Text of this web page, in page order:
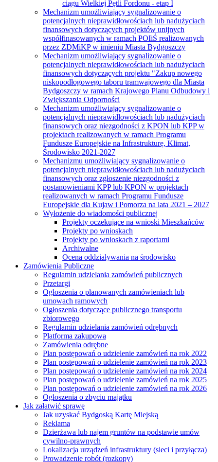
ciągu Wielkiej Pętli Fordonu - etap I
Mechanizm umożliwiający sygnalizowanie o
potencjalnych nieprawidłowościach lub nadużyciach
finansowych dotyczących projektów unijnych
współfinasowanych w ramach POIiŚ realizowanych
przez ZDMiKP w imieniu Miasta Bydgoszczy
Mechanizm umożliwiający sygnalizowanie o
potencjalnych nieprawidłowościach lub nadużyciach
finansowych dotyczących projektu "Zakup nowego
niskopodłogowego taboru tramwajowego dla Miasta
Bydgoszczy w ramach Krajowego Planu Odbudowy i
Zwiększania Odporności
Mechanizm umożliwiający sygnalizowanie o
potencjalnych nieprawidłowościach lub nadużyciach
finansowych oraz niezgodności z KPON lub KPP w
projektach realizowanych w ramach Programu
Fundusze Europejskie na Infrastrukturę, Klimat,
Środowisko 2021-2027
Mechanizmu umożliwiający sygnalizowanie o
potencjalnych nieprawidłowościach lub nadużyciach
finansowych oraz zgłoszenie niezgodności z
postanowieniami KPP lub KPON w projektach
realizowanych w ramach Programu Fundusze
Europejskie dla Kujaw i Pomorza na lata 2021 – 2027
Wyłożenie do wiadomości publicznej
Projekty oczekujące na wnioski Mieszkańców
Projekty po wnioskach
Projekty po wnioskach z raportami
Archiwalne
Ocena oddziaływania na środowisko
Zamówienia Publiczne
Regulamin udzielania zamówień publicznych
Przetargi
Ogłoszenia o planowanych zamówieniach lub
umowach ramowych
Ogłoszenia dotyczące publicznego transportu
zbiorowego
Regulamin udzielania zamówień odrębnych
Platforma zakupowa
Zamówienia odrębne
Plan postępowań o udzielenie zamówień na rok 2022
Plan postępowań o udzielenie zamówień na rok 2023
Plan postępowań o udzielenie zamówień na rok 2024
Plan postępowań o udzielenie zamówień na rok 2025
Plan postępowań o udzielenie zamówień na rok 2026
Ogłoszenia o zbyciu majątku
Jak załatwić sprawę
Jak uzyskać Bydgoską Kartę Miejską
Reklama
Dzierżawa lub najem gruntów na podstawie umów
cywilno-prawnych
Lokalizacja urządzeń infrastruktury (sieci i przyłącza)
Prowadzenie robót (rozkopy)